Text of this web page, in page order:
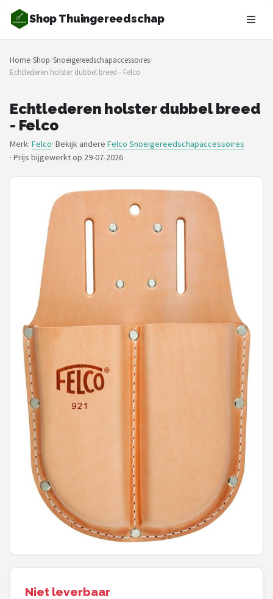
Shop Thuingereedschap
Zoeken
NAVIGATIE
Merken
Blog
Borderplanten
Grasmaaiers
Hogedrukreinigers
Grastrimmers
Onkruidbranders
Shop
POPULAIRE MERKEN
To the South
GARDENA
Talen Tools
Husqvarna
Bosch
Home/Shop/Snoeigereedschapaccessoires/
Echtlederen holster dubbel breed - Felco
Echtlederen holster dubbel breed
- Felco
Merk: Felco· Bekijk andere Felco Snoeigereedschapaccessoires
· Prijs bijgewerkt op 29-07-2026
Niet leverbaar